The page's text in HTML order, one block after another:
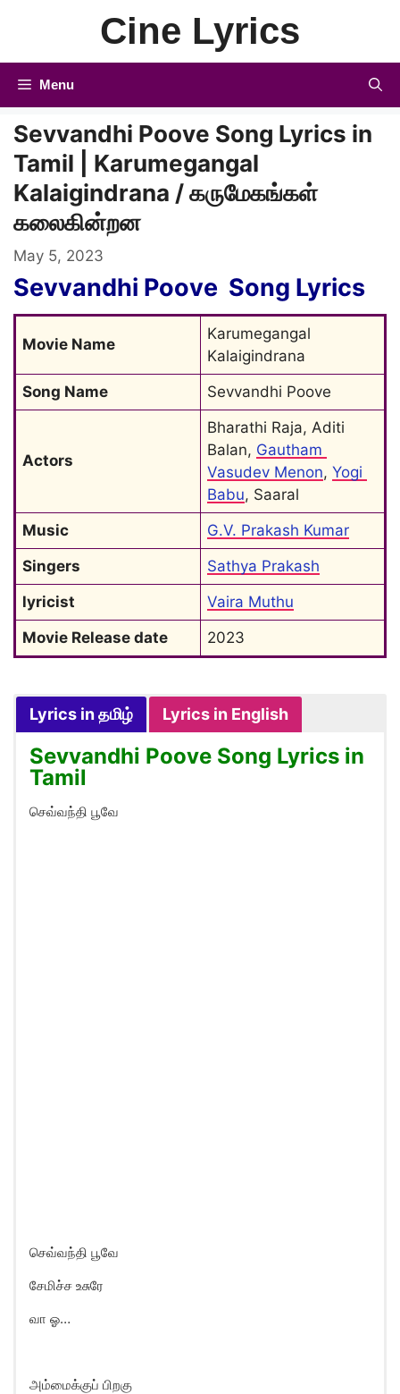
Cine Lyrics
Menu
Sevvandhi Poove Song Lyrics in
Tamil | Karumegangal
Kalaigindrana / கருமேகங்கள்
கலைகின்றன
May 5, 2023
Sevvandhi Poove Song Lyrics
Movie Name
Karumegangal
Kalaigindrana
Song Name
Sevvandhi Poove
Actors
Bharathi Raja, Aditi
Balan, Gautham
Vasudev Menon, Yogi
Babu, Saaral
Music
G.V. Prakash Kumar
Singers
Sathya Prakash
lyricist
Vaira Muthu
Movie Release date
2023
Lyrics in தமிழ் Lyrics in English
Sevvandhi Poove Song Lyrics in
Tamil
செவ்வந்தி பூவே
செவ்வந்தி பூவே
சேமிச்ச உசுரே
வா ஓ…
அம்மைக்குப் பிறகு